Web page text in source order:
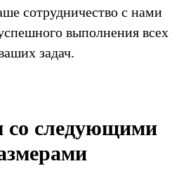
сотрудничество с нами
выполнения всех
задач.
со следующими